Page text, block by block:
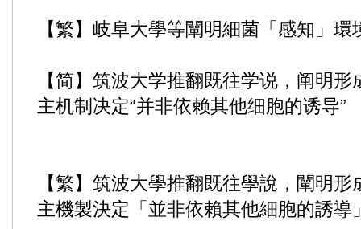
【繁】岐阜大學等闡明細菌「感知」
【简】筑波大学推翻既往学说，阐明
主机制决定“并非依赖其他细胞的诱导”
【繁】筑波大學推翻既往學說，闡明
主機製決定「並非依賴其他細胞的誘導